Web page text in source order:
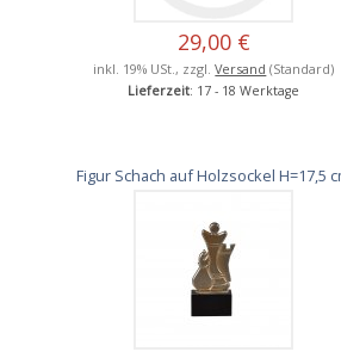
29,00 €
inkl. 19% USt., zzgl.Versand (Standard)
Lieferzeit: 17 - 18 Werktage
Figur Schach auf Holzsockel H=17,5